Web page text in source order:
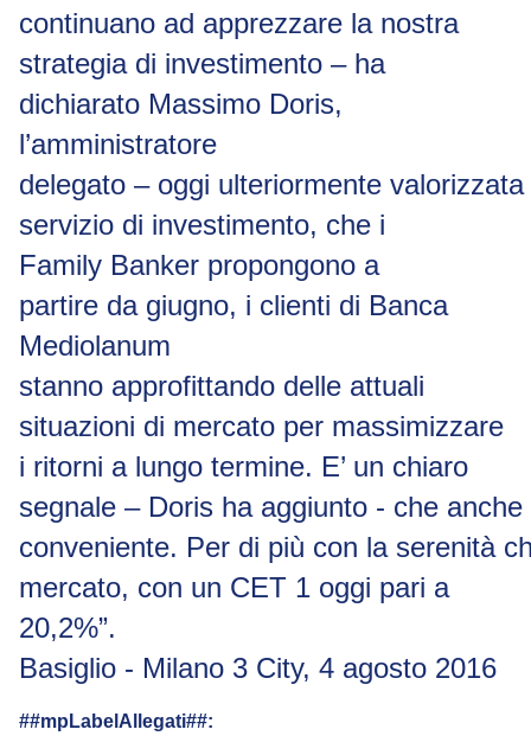
continuano ad apprezzare la nostra
strategia di investimento – ha
dichiarato Massimo Doris,
l’amministratore
delegato – oggi ulteriormente valorizzata
servizio di investimento, che i
Family Banker propongono a
partire da giugno, i clienti di Banca
Mediolanum
stanno approfittando delle attuali
situazioni di mercato per massimizzare
i ritorni a lungo termine. E’ un chiaro
segnale – Doris ha aggiunto - che anche
conveniente. Per di più con la serenità
mercato, con un CET 1 oggi pari a
20,2%”.
Basiglio - Milano 3 City, 4 agosto 2016
##mpLabelAllegati##: